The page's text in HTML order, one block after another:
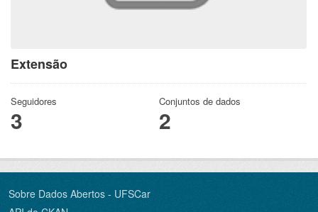
Extensão
Seguidores
3
Conjuntos de dados
2
Sobre Dados Abertos - UFSCar